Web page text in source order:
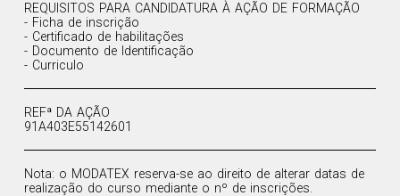
REQUISITOS PARA CANDIDATURA À AÇÃO DE FORMAÇÃO
- Ficha de inscrição
- Certificado de habilitações
- Documento de Identificação
- Curriculo
REFª DA AÇÃO
91A403E55142601
Nota: o MODATEX reserva-se ao direito de alterar datas de
realização do curso mediante o nº de inscrições.